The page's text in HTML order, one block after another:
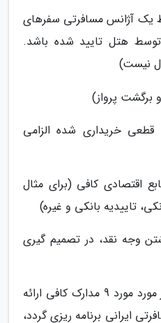
یک آژانس مسافرتی سفرهای
هتل تایید شده باشد.
نیست)
قطعی خریداری شده الزامی
اقتصادی کافی (برای مثال
تاییدیه بانکی و غیره)
وجه نقد، در تصمیم گیری
10. در صورتی که متقاضی در مورد مورد 9 مدارک کافی ارائه
ایرانی برنامه ریزی گردد،